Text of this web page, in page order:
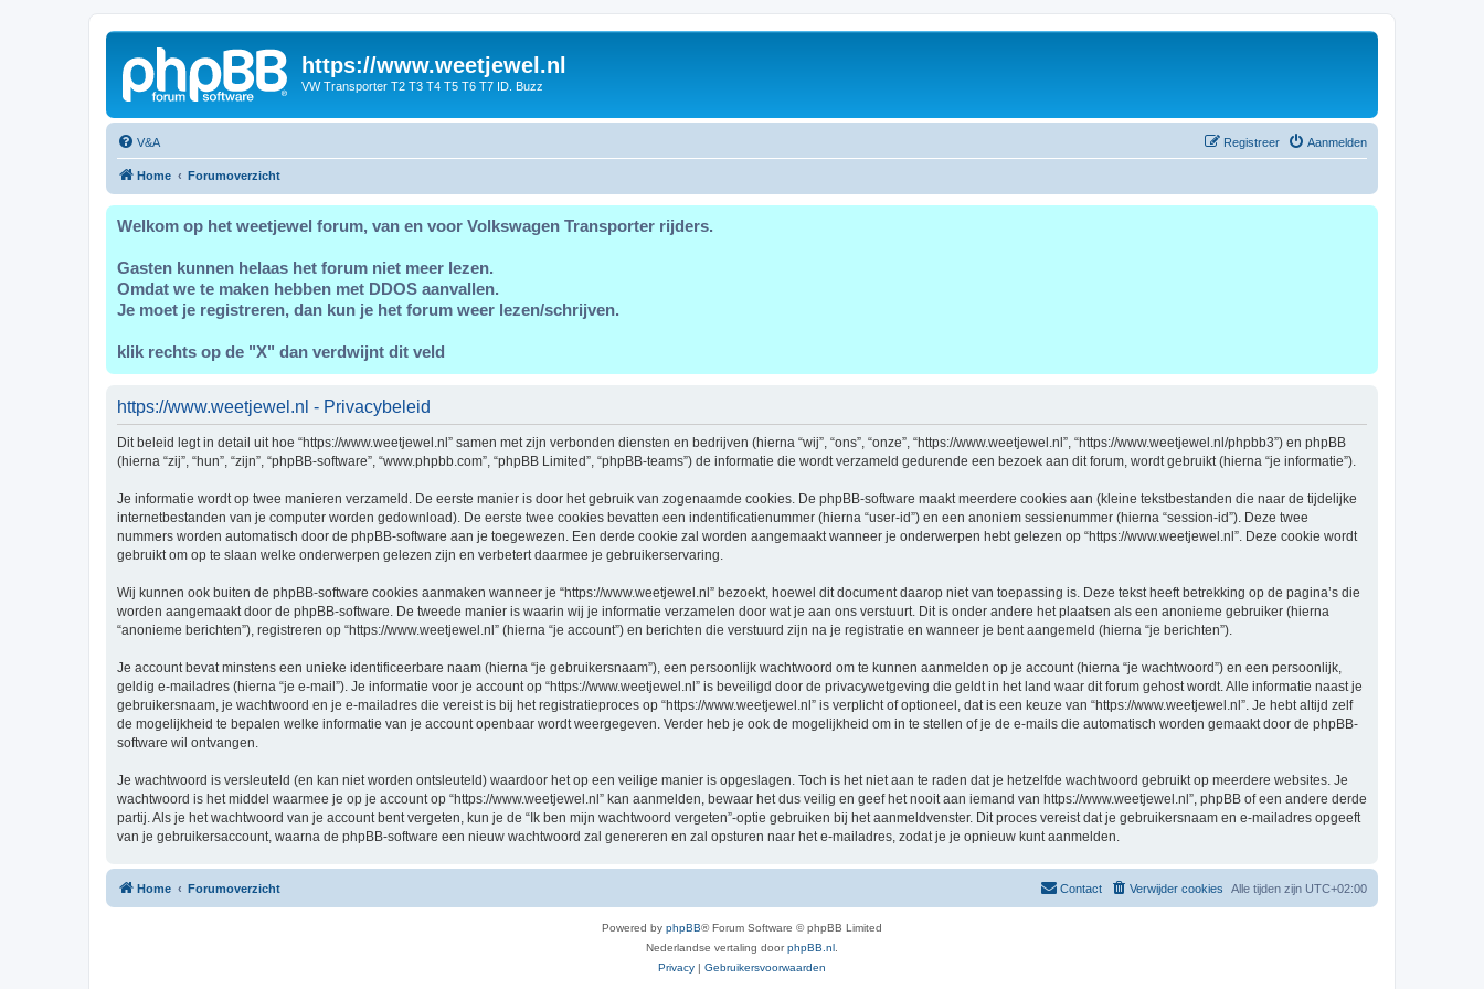
https://www.weetjewel.nl
VW Transporter T2 T3 T4 T5 T6 T7 ID. Buzz
V&A Aanmelden
Registreer
Home Forumoverzicht
Welkom op het weetjewel forum, van en voor Volkswagen Transporter rijders.
Gasten kunnen helaas het forum niet meer lezen.
Omdat we te maken hebben met DDOS aanvallen.
Je moet je registreren, dan kun je het forum weer lezen/schrijven.
klik rechts op de "X" dan verdwijnt dit veld
https://www.weetjewel.nl - Privacybeleid
Dit beleid legt in detail uit hoe “https://www.weetjewel.nl” samen met zijn verbonden diensten en bedrijven (hierna “wij”, “ons”, “onze”, “https://www.weetjewel.nl”, “https://www.weetjewel.nl/phpbb3”) en phpBB
(hierna “zij”, “hun”, “zijn”, “phpBB-software”, “www.phpbb.com”, “phpBB Limited”, “phpBB-teams”) de informatie die wordt verzameld gedurende een bezoek aan dit forum, wordt gebruikt (hierna “je informatie”).
Je informatie wordt op twee manieren verzameld. De eerste manier is door het gebruik van zogenaamde cookies. De phpBB-software maakt meerdere cookies aan (kleine tekstbestanden die naar de tijdelijke
internetbestanden van je computer worden gedownload). De eerste twee cookies bevatten een indentificatienummer (hierna “user-id”) en een anoniem sessienummer (hierna “session-id”). Deze twee
nummers worden automatisch door de phpBB-software aan je toegewezen. Een derde cookie zal worden aangemaakt wanneer je onderwerpen hebt gelezen op “https://www.weetjewel.nl”. Deze cookie wordt
gebruikt om op te slaan welke onderwerpen gelezen zijn en verbetert daarmee je gebruikerservaring.
Wij kunnen ook buiten de phpBB-software cookies aanmaken wanneer je “https://www.weetjewel.nl” bezoekt, hoewel dit document daarop niet van toepassing is. Deze tekst heeft betrekking op de pagina’s die
worden aangemaakt door de phpBB-software. De tweede manier is waarin wij je informatie verzamelen door wat je aan ons verstuurt. Dit is onder andere het plaatsen als een anonieme gebruiker (hierna
“anonieme berichten”), registreren op “https://www.weetjewel.nl” (hierna “je account”) en berichten die verstuurd zijn na je registratie en wanneer je bent aangemeld (hierna “je berichten”).
Je account bevat minstens een unieke identificeerbare naam (hierna “je gebruikersnaam”), een persoonlijk wachtwoord om te kunnen aanmelden op je account (hierna “je wachtwoord”) en een persoonlijk,
geldig e-mailadres (hierna “je e-mail”). Je informatie voor je account op “https://www.weetjewel.nl” is beveiligd door de privacywetgeving die geldt in het land waar dit forum gehost wordt. Alle informatie naast je
gebruikersnaam, je wachtwoord en je e-mailadres die vereist is bij het registratieproces op “https://www.weetjewel.nl” is verplicht of optioneel, dat is een keuze van “https://www.weetjewel.nl”. Je hebt altijd zelf
de mogelijkheid te bepalen welke informatie van je account openbaar wordt weergegeven. Verder heb je ook de mogelijkheid om in te stellen of je de e-mails die automatisch worden gemaakt door de phpBB-
software wil ontvangen.
Je wachtwoord is versleuteld (en kan niet worden ontsleuteld) waardoor het op een veilige manier is opgeslagen. Toch is het niet aan te raden dat je hetzelfde wachtwoord gebruikt op meerdere websites. Je
wachtwoord is het middel waarmee je op je account op “https://www.weetjewel.nl” kan aanmelden, bewaar het dus veilig en geef het nooit aan iemand van https://www.weetjewel.nl”, phpBB of een andere derde
partij. Als je het wachtwoord van je account bent vergeten, kun je de “Ik ben mijn wachtwoord vergeten”-optie gebruiken bij het aanmeldvenster. Dit proces vereist dat je gebruikersnaam en e-mailadres opgeeft
van je gebruikersaccount, waarna de phpBB-software een nieuw wachtwoord zal genereren en zal opsturen naar het e-mailadres, zodat je je opnieuw kunt aanmelden.
Home Forumoverzicht Alle tijden zijn UTC+02:00
Verwijder cookies
Contact
Powered by phpBB® Forum Software © phpBB Limited
Nederlandse vertaling doorphpBB.nl
Privacy | Gebruikersvoorwaarden